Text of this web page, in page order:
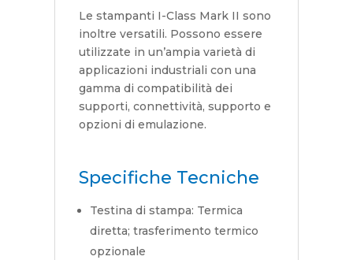
Le stampanti I-Class Mark II sono
inoltre versatili. Possono essere
utilizzate in un’ampia varietà di
applicazioni industriali con una
gamma di compatibilità dei
supporti, connettività, supporto e
opzioni di emulazione.
Specifiche Tecniche
Testina di stampa: Termica
diretta; trasferimento termico
opzionale